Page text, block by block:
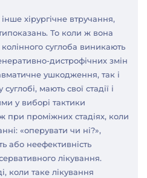
хірургічне втручання,
То коли ж вона
суглоба виникають
дистрофічних змін
ушкодження, так і
мають свої стадії і
у виборі тактики
при проміжних стадіях, коли
«оперувати чи ні?»,
або неефективність
лікування.
коли таке лікування